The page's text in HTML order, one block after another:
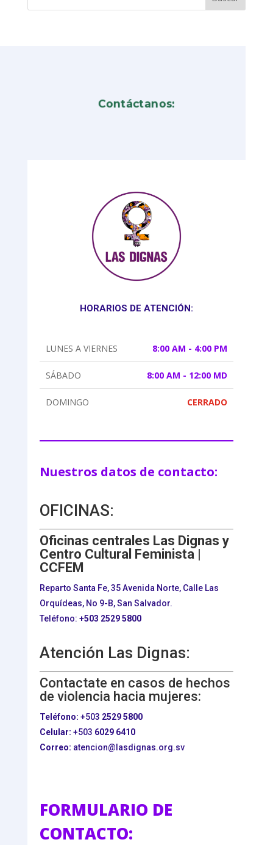
Contáctanos:
HORARIOS DE ATENCIÓN:
LUNES A VIERNES 8:00 AM - 4:00 PM
SÁBADO 8:00 AM - 12:00 MD
DOMINGO CERRADO
Nuestros datos de contacto:
OFICINAS:
Oficinas centrales Las Dignas y
Centro Cultural Feminista |
CCFEM
Reparto Santa Fe, 35 Avenida Norte, Calle Las
Orquídeas, No 9-B, San Salvador.
Teléfono: +503 2529 5800
Atención Las Dignas:
Contactate en casos de hechos
de violencia hacia mujeres:
Teléfono: +503 2529 5800
Celular: +503 6029 6410
Correo: atencion@lasdignas.org.sv
FORMULARIO DE
CONTACTO: